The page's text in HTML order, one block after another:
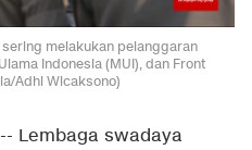
melakukan pelanggaran
Indonesia (MUI), dan Front
Adhi Wicaksono)
-- Lembaga swadaya